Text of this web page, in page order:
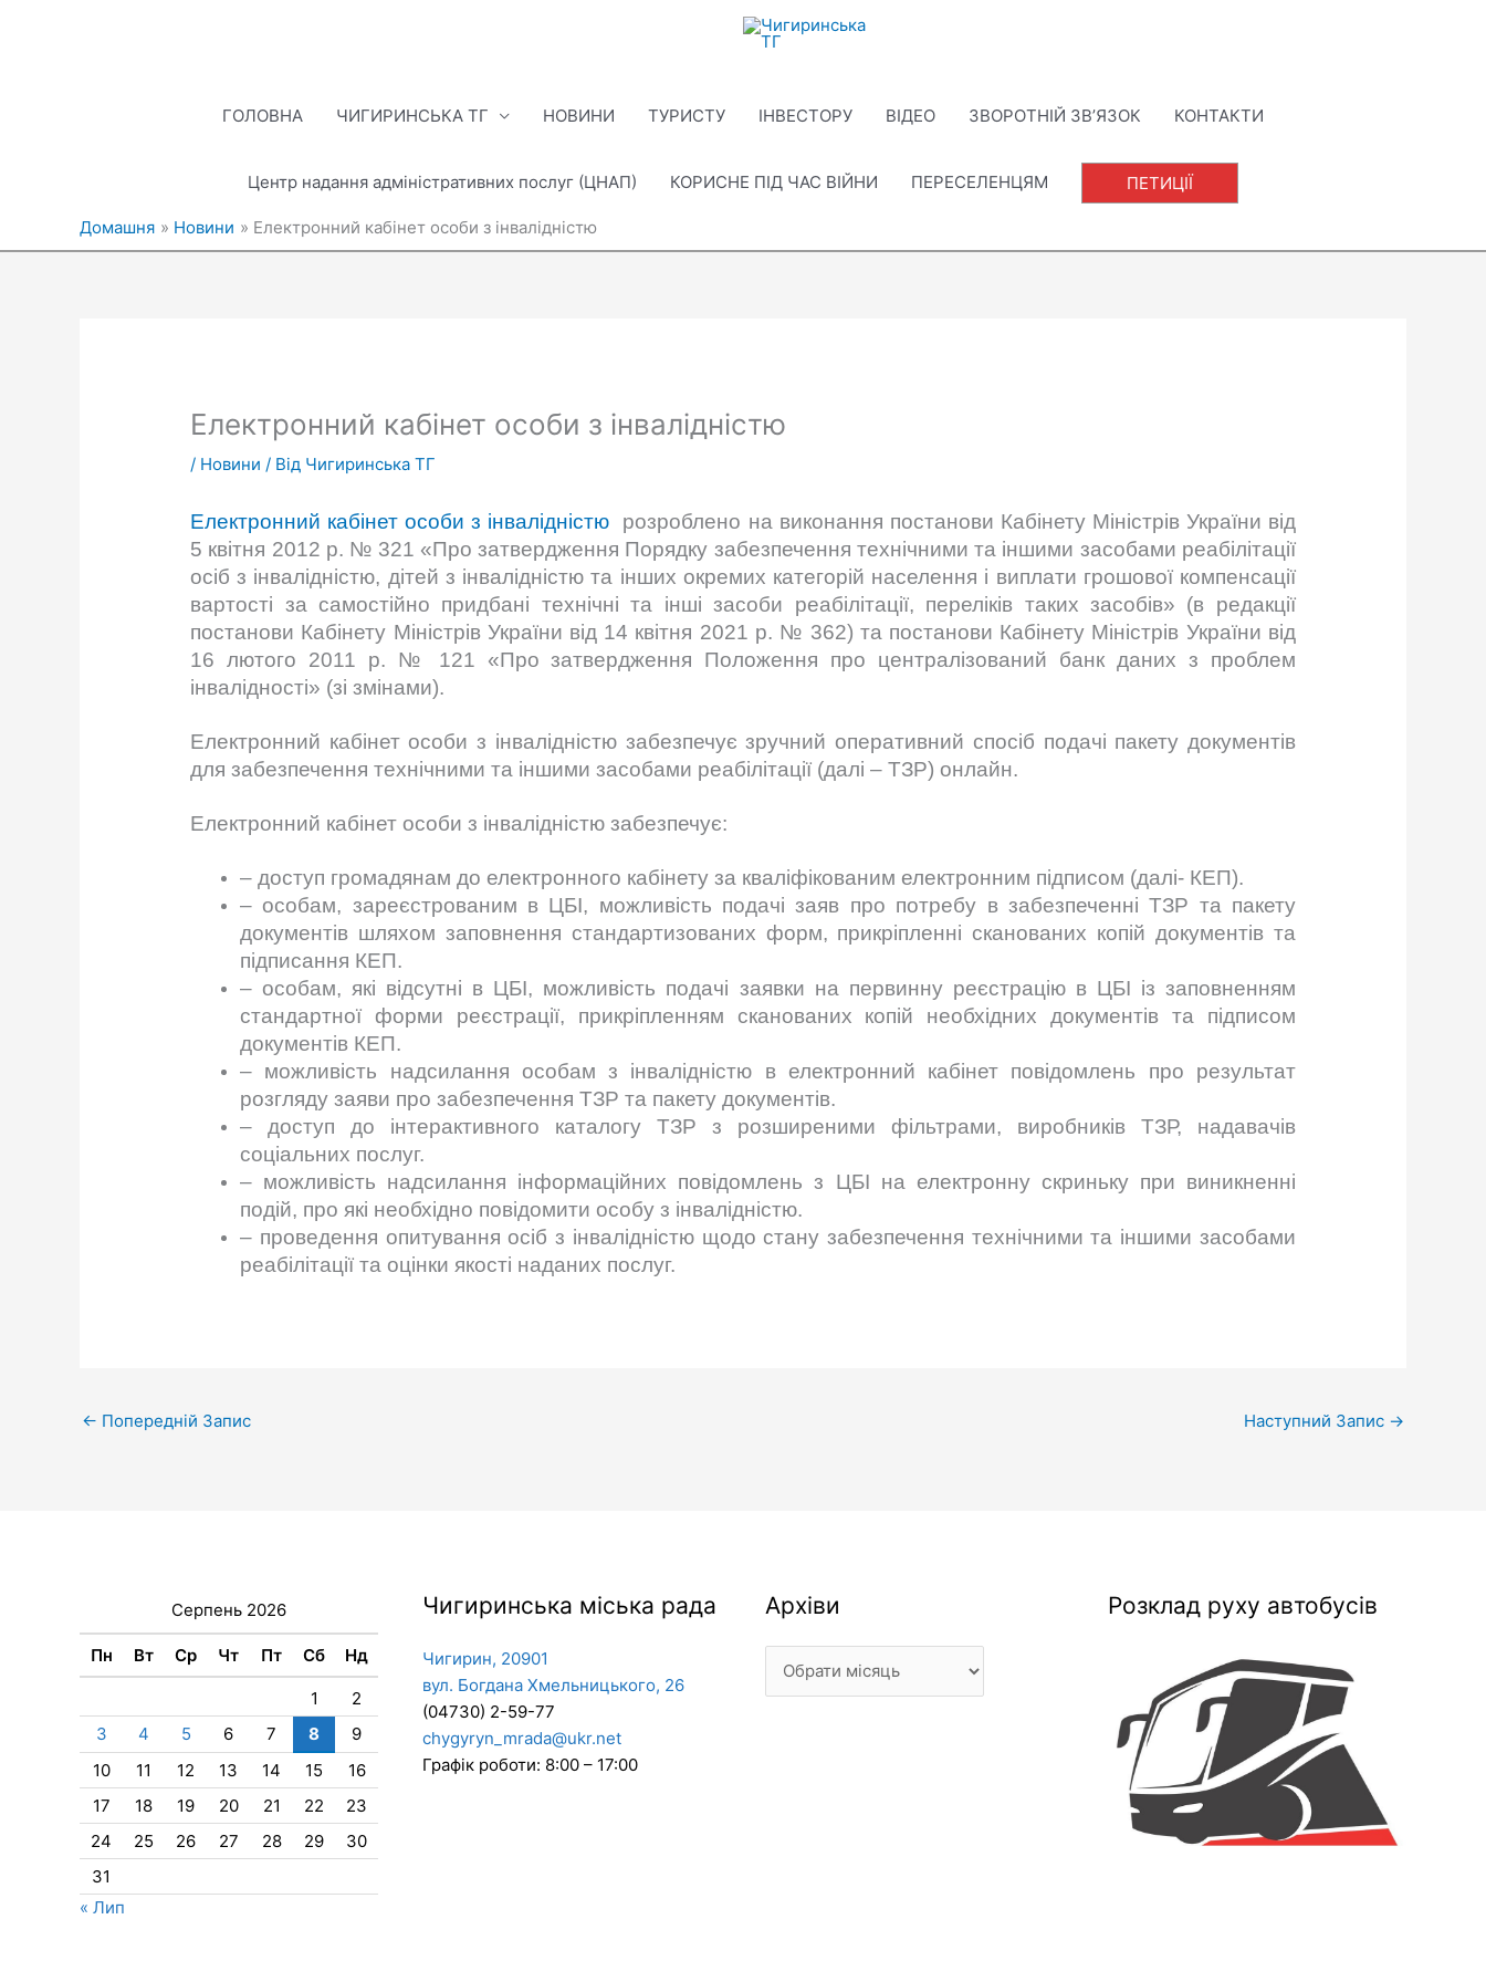
ГОЛОВНА ЧИГИРИНСЬКА ТГ НОВИНИ ТУРИСТУ ІНВЕСТОРУ ВІДЕО ЗВОРОТНІЙ ЗВ’ЯЗОК КОНТАКТИ
Центр надання адміністративних послуг (ЦНАП) КОРИСНЕ ПІД ЧАС ВІЙНИ ПЕРЕСЕЛЕНЦЯМ ПЕТИЦІЇ
Домашня Новини Електронний кабінет особи з інвалідністю
Електронний кабінет особи з інвалідністю
/ Новини / Від Чигиринська ТГ
Електронний кабінет особи з інвалідністю
розроблено на виконання постанови Кабінету Міністрів України від
5 квітня 2012 р. № 321 «Про затвердження Порядку забезпечення технічними та іншими засобами реабілітації
осіб з інвалідністю, дітей з інвалідністю та інших окремих категорій населення і виплати грошової компенсації
вартості за самостійно придбані технічні та інші засоби реабілітації, переліків таких засобів» (в редакції
постанови Кабінету Міністрів України від 14 квітня 2021 р. № 362) та постанови Кабінету Міністрів України від
16 лютого 2011 р. № 121 «Про затвердження Положення про централізований банк даних з проблем
інвалідності» (зі змінами).
Електронний кабінет особи з інвалідністю забезпечує зручний оперативний спосіб подачі пакету документів
для забезпечення технічними та іншими засобами реабілітації (далі – ТЗР) онлайн.
Електронний кабінет особи з інвалідністю забезпечує:
– доступ громадянам до електронного кабінету за кваліфікованим електронним підписом (далі- КЕП).
– особам, зареєстрованим в ЦБІ, можливість подачі заяв про потребу в забезпеченні ТЗР та пакету
документів шляхом заповнення стандартизованих форм, прикріпленні сканованих копій документів та
підписання КЕП.
– особам, які відсутні в ЦБІ, можливість подачі заявки на первинну реєстрацію в ЦБІ із заповненням
стандартної форми реєстрації, прикріпленням сканованих копій необхідних документів та підписом
документів КЕП.
– можливість надсилання особам з інвалідністю в електронний кабінет повідомлень про результат
розгляду заяви про забезпечення ТЗР та пакету документів.
– доступ до інтерактивного каталогу ТЗР з розширеними фільтрами, виробників ТЗР, надавачів
соціальних послуг.
– можливість надсилання інформаційних повідомлень з ЦБІ на електронну скриньку при виникненні
подій, про які необхідно повідомити особу з інвалідністю.
– проведення опитування осіб з інвалідністю щодо стану забезпечення технічними та іншими засобами
реабілітації та оцінки якості наданих послуг.
← Попередній Запис Наступний Запис →
Серпень 2026
Пн Вт Ср Чт Пт Сб Нд
1
2
3
4 5 6 7 8
9
10
11 12 13 14 15
16
17
18 19 20 21 22
23
24
25 26 27 28 29
30
31
« Лип
Чигиринська міська рада
Чигирин, 20901
вул. Богдана Хмельницького, 26
(04730) 2-59-77
chygyryn_mrada@ukr.net
Графік роботи: 8:00 – 17:00
Архіви
Архіви Розклад руху автобусів